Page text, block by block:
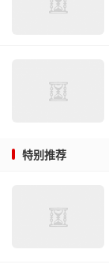
特别推荐